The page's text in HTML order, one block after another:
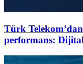
Türk
performans: Dijital